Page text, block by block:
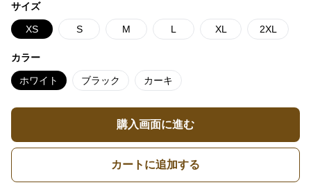
サイズ
XS S M L XL 2XL
カラー
ホワイト ブラック カーキ
購入画面に進む
カートに追加する